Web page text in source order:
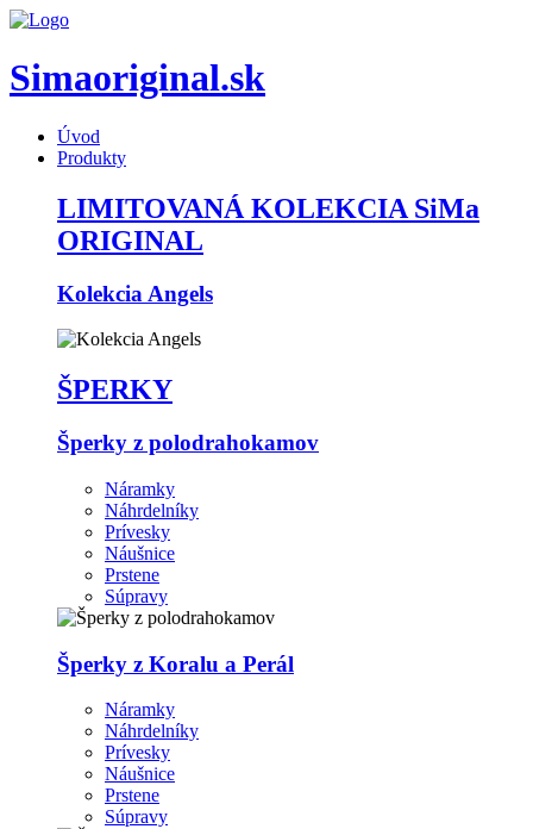
Simaoriginal.sk
Úvod
Produkty
LIMITOVANÁ KOLEKCIA SiMa
ORIGINAL
Kolekcia Angels
ŠPERKY
Šperky z polodrahokamov
Náramky
Náhrdelníky
Prívesky
Náušnice
Prstene
Súpravy
Šperky z Koralu a Perál
Náramky
Náhrdelníky
Prívesky
Náušnice
Prstene
Súpravy